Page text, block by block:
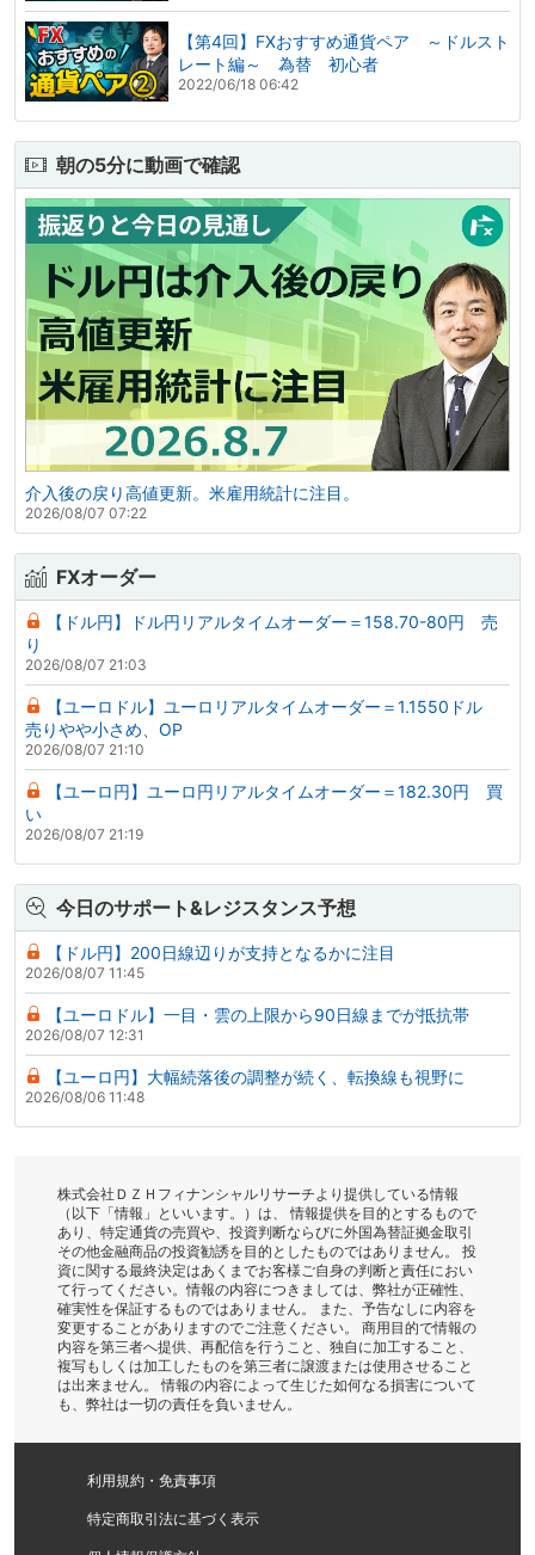
【第4回】FXおすすめ通貨ペア ～ドルスト
レート編～ 為替 初心者
2022/06/18 06:42
朝の5分に動画で確認
介入後の戻り高値更新。米雇用統計に注目。
2026/08/07 07:22
FXオーダー
【ドル円】ドル円リアルタイムオーダー＝158.70-80円 売
り
2026/08/07 21:03
【ユーロドル】ユーロリアルタイムオーダー＝1.1550ドル
売りやや小さめ、OP
2026/08/07 21:10
【ユーロ円】ユーロ円リアルタイムオーダー＝182.30円 買
い
2026/08/07 21:19
今日のサポート&レジスタンス予想
【ドル円】200日線辺りが支持となるかに注目
2026/08/07 11:45
【ユーロドル】一目・雲の上限から90日線までが抵抗帯
2026/08/07 12:31
【ユーロ円】大幅続落後の調整が続く、転換線も視野に
2026/08/06 11:48
株式会社ＤＺＨフィナンシャルリサーチより提供している情報
（以下「情報」といいます。）は、 情報提供を目的とするもので
あり、特定通貨の売買や、投資判断ならびに外国為替証拠金取引
その他金融商品の投資勧誘を目的としたものではありません。 投
資に関する最終決定はあくまでお客様ご自身の判断と責任におい
て行ってください。情報の内容につきましては、弊社が正確性、
確実性を保証するものではありません。 また、予告なしに内容を
変更することがありますのでご注意ください。 商用目的で情報の
内容を第三者へ提供、再配信を行うこと、独自に加工すること、
複写もしくは加工したものを第三者に譲渡または使用させること
は出来ません。 情報の内容によって生じた如何なる損害について
も、弊社は一切の責任を負いません。
利用規約・免責事項
特定商取引法に基づく表示